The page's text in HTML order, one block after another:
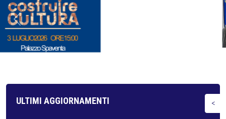
Previous
ULTIMI AGGIORNAMENTI <